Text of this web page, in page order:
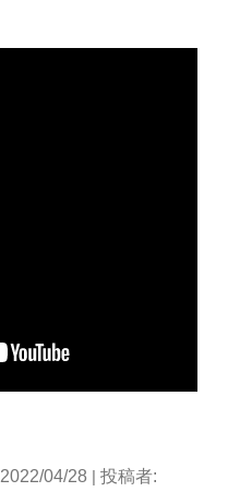
2022/04/28 |投稿者: